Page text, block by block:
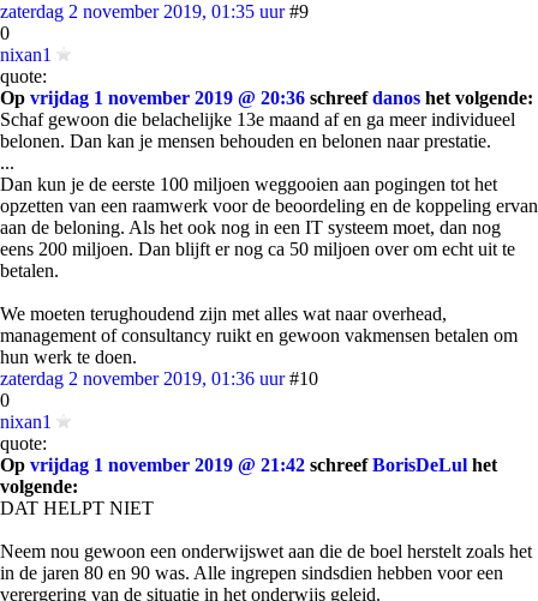
zaterdag 2 november 2019, 01:35 uur #9
0
nixan1
quote:
Op vrijdag 1 november 2019 @ 20:36 schreefdanos het volgende:
Schaf gewoon die belachelijke 13e maand af en ga meer individueel
belonen. Dan kan je mensen behouden en belonen naar prestatie.
...
Dan kun je de eerste 100 miljoen weggooien aan pogingen tot het
opzetten van een raamwerk voor de beoordeling en de koppeling ervan
aan de beloning. Als het ook nog in een IT systeem moet, dan nog
eens 200 miljoen. Dan blijft er nog ca 50 miljoen over om echt uit te
betalen.
We moeten terughoudend zijn met alles wat naar overhead,
management of consultancy ruikt en gewoon vakmensen betalen om
hun werk te doen.
zaterdag 2 november 2019, 01:36 uur #10
0
nixan1
quote:
Op vrijdag 1 november 2019 @ 21:42 schreefBorisDeLul het
volgende:
DAT HELPT NIET
Neem nou gewoon een onderwijswet aan die de boel herstelt zoals het
in de jaren 80 en 90 was. Alle ingrepen sindsdien hebben voor een
verergering van de situatie in het onderwijs geleid.